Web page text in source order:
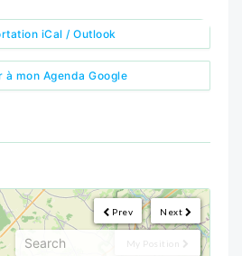
à mon Agenda Google
iCal / Outlook
Next
Prev
My Position